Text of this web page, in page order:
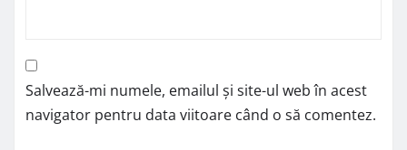
Salvează-mi numele, emailul și site-ul web în acest
navigator pentru data viitoare când o să comentez.